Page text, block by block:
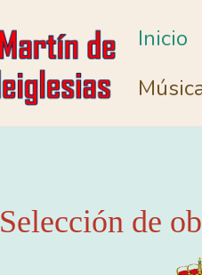
Inicio
Selección de